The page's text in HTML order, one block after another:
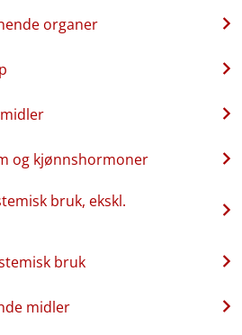
organer
og kjønnshormoner
bruk, ekskl.
bruk
midler